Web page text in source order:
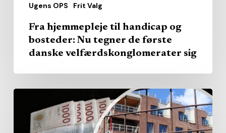
Ugens OPS Frit Valg
danske
velfærdskonglomerater
Fra hjemmepleje til handicap og
bosteder: Nu tegner de første
danske velfærdskonglomerater sig
kommunale